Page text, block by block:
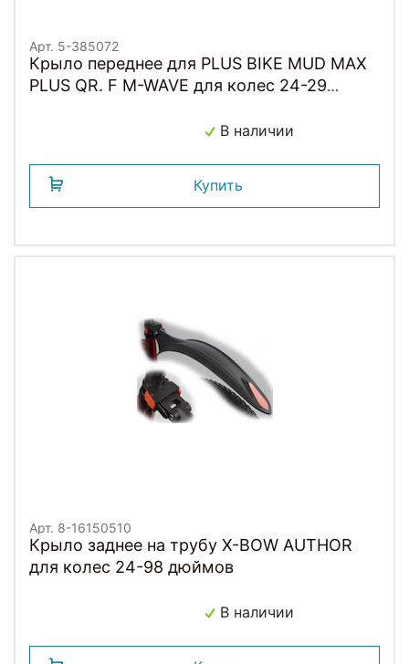
Арт. 5-385072
Крыло переднее для PLUS BIKE MUD MAX
PLUS QR. F M-WAVE для колес 24-29
В наличии
Купить
Арт. 8-16150510
Крыло заднее на трубу X-BOW AUTHOR
для колес 24-98 дюймов
В наличии